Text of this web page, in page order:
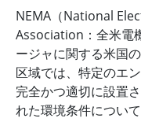
NEMA（National
Association：全米電
ージャに関する米国
区域では、特定のエ
完全かつ適切に設置
れた環境条件につい